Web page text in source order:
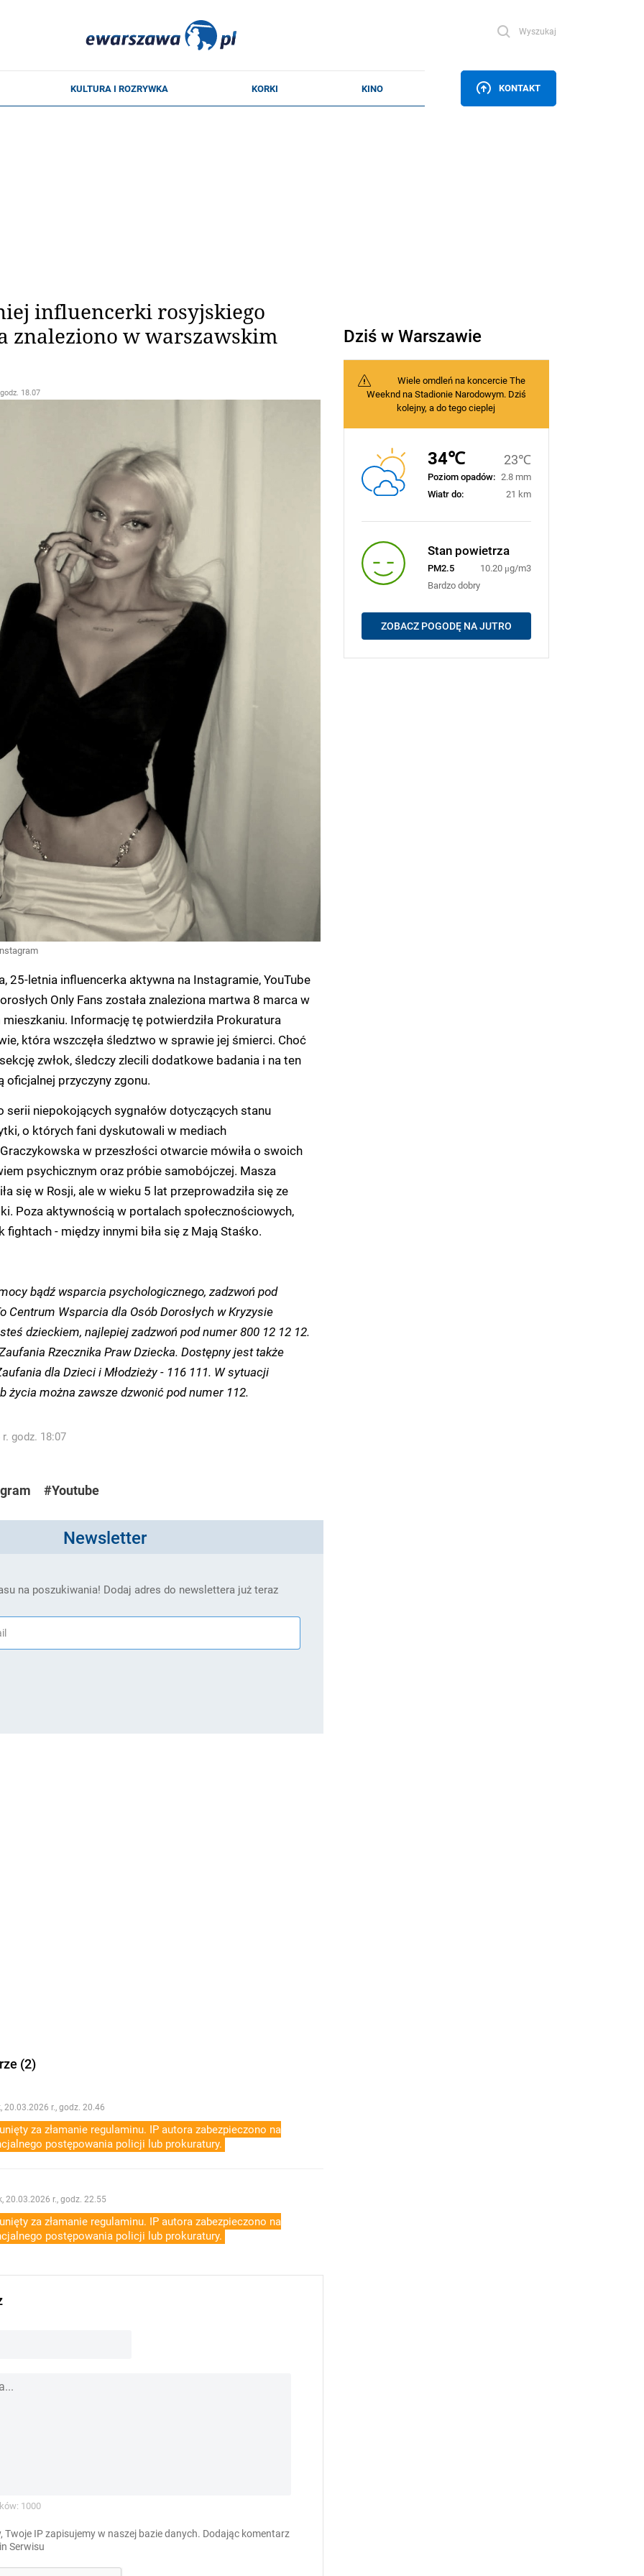
Wyszukaj
KONTAKT
influencerki rosyjskiego
znaleziono w warszawskim
18.07
25-letnia influencerka aktywna na Instagramie, YouTube
Only Fans została znaleziona martwa 8 marca w
Informację tę potwierdziła Prokuratura
która wszczęła śledztwo w sprawie jej śmierci. Choć
zwłok, śledczy zlecili dodatkowe badania i na ten
oficjalnej przyczyny zgonu.
serii niepokojących sygnałów dotyczących stanu
o których fani dyskutowali w mediach
w przeszłości otwarcie mówiła o swoich
psychicznym oraz próbie samobójczej. Masza
się w Rosji, ale w wieku 5 lat przeprowadziła się ze
Poza aktywnością w portalach społecznościowych,
fightach - między innymi biła się z Mają Staśko.
bądź wsparcia psychologicznego, zadzwoń pod
Centrum Wsparcia dla Osób Dorosłych w Kryzysie
dzieckiem, najlepiej zadzwoń pod numer 800 12 12 12.
Rzecznika Praw Dziecka. Dostępny jest także
dla Dzieci i Młodzieży - 116 111. W sytuacji
życia można zawsze dzwonić pod numer 112.
godz. 18:07
#Youtube
Newsletter
na poszukiwania! Dodaj adres do newslettera już teraz
(2)
20.03.2026 r., godz. 20.46
za złamanie regulaminu. IP autora zabezpieczono na
postępowania policji lub prokuratury.
20.03.2026 r., godz. 22.55
za złamanie regulaminu. IP autora zabezpieczono na
postępowania policji lub prokuratury.
1000
Twoje IP zapisujemy w naszej bazie danych. Dodając komentarz
Serwisu
Dziś w Warszawie
Wiele omdleń na koncercie The
Weeknd na Stadionie Narodowym. Dziś
kolejny, a do tego cieplej
34℃ 23℃
Poziom opadów: 2.8 mm
Wiatr do:
21 km
Stan powietrza
PM2.5
10.20 μg/m3
Bardzo dobry
ZOBACZ POGODĘ NA JUTRO